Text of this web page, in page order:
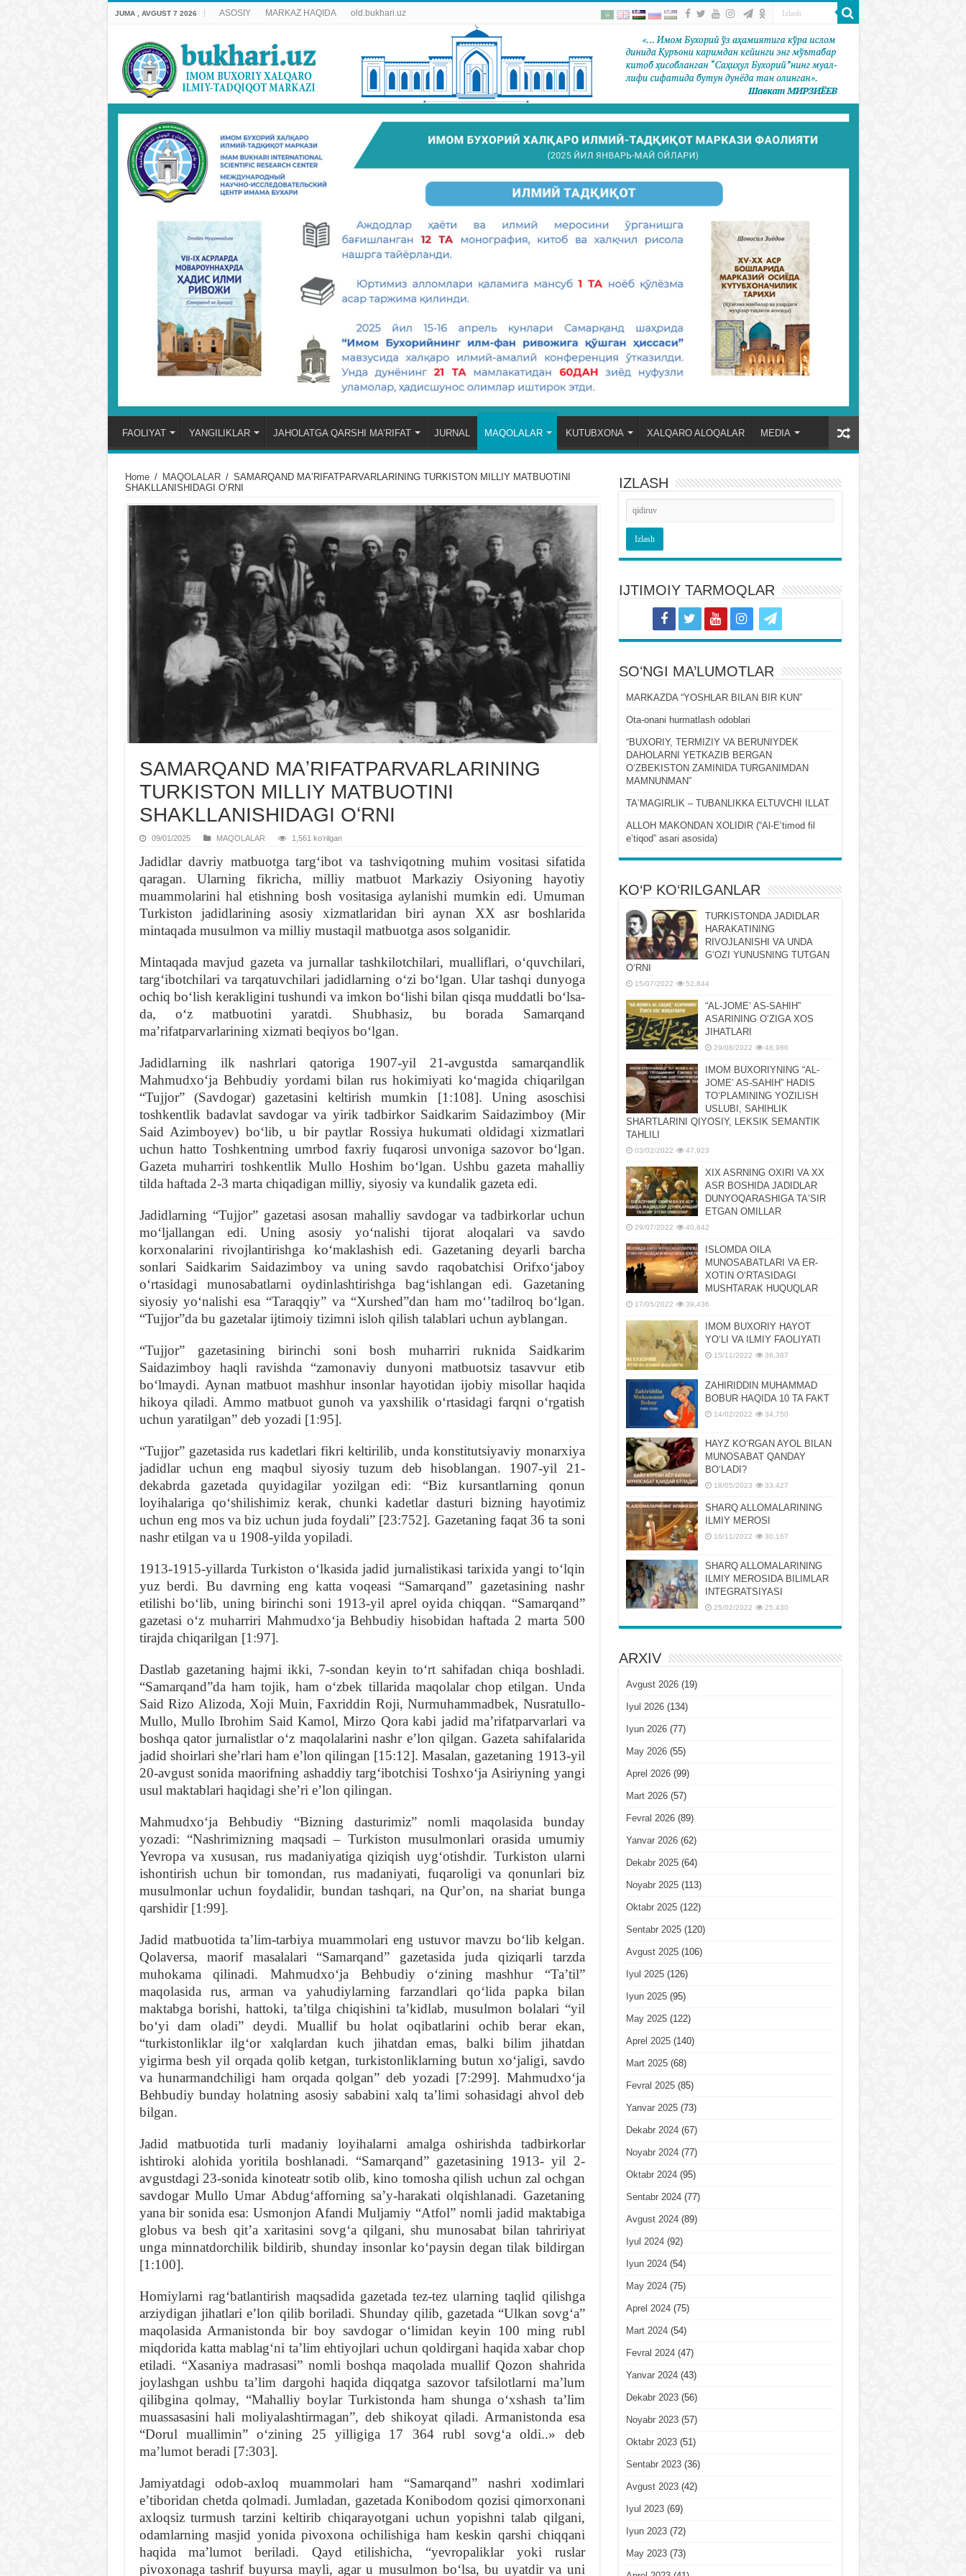
JUMA , AVGUST 7 2026 ASOSIY MARKAZ HAQIDA old.bukhari.uz
FAOLIYAT YANGILIKLAR JAHOLATGA QARSHI MA’RIFAT JURNAL MAQOLALAR KUTUBXONA XALQARO ALOQALAR MEDIA
Home / MAQOLALAR / SAMARQAND MAʼRIFATPARVARLARINING TURKISTON MILLIY MATBUOTINI
SHAKLLANISHIDAGI OʻRNI
SAMARQAND MAʼRIFATPARVARLARINING
TURKISTON MILLIY MATBUOTINI
SHAKLLANISHIDAGI OʻRNI
09/01/2025 MAQOLALAR 1,561 koʻrilgan
Jadidlar davriy matbuotga targʻibot va tashviqotning muhim vositasi sifatida
qaragan. Ularning fikricha, milliy matbuot Markaziy Osiyoning hayotiy
muammolarini hal etishning bosh vositasiga aylanishi mumkin edi. Umuman
Turkiston jadidlarining asosiy xizmatlaridan biri aynan XX asr boshlarida
mintaqada musulmon va milliy mustaqil matbuotga asos solganidir.
Mintaqada mavjud gazeta va jurnallar tashkilotchilari, mualliflari, oʻquvchilari,
targʻibotchilari va tarqatuvchilari jadidlarning oʻzi boʻlgan. Ular tashqi dunyoga
ochiq boʻlish kerakligini tushundi va imkon boʻlishi bilan qisqa muddatli boʻlsa-
da, oʻz matbuotini yaratdi. Shubhasiz, bu borada Samarqand
maʼrifatparvarlarining xizmati beqiyos boʻlgan.
Jadidlarning ilk nashrlari qatoriga 1907-yil 21-avgustda samarqandlik
Mahmudxoʻja Behbudiy yordami bilan rus hokimiyati koʻmagida chiqarilgan
“Tujjor” (Savdogar) gazetasini keltirish mumkin [1:108]. Uning asoschisi
toshkentlik badavlat savdogar va yirik tadbirkor Saidkarim Saidazimboy (Mir
Said Azimboyev) boʻlib, u bir paytlar Rossiya hukumati oldidagi xizmatlari
uchun hatto Toshkentning umrbod faxriy fuqarosi unvoniga sazovor boʻlgan.
Gazeta muharriri toshkentlik Mullo Hoshim boʻlgan. Ushbu gazeta mahalliy
tilda haftada 2-3 marta chiqadigan milliy, siyosiy va kundalik gazeta edi.
Jadidlarning “Tujjor” gazetasi asosan mahalliy savdogar va tadbirkorlar uchun
moʻljallangan edi. Uning asosiy yoʻnalishi tijorat aloqalari va savdo
korxonalarini rivojlantirishga koʻmaklashish edi. Gazetaning deyarli barcha
sonlari Saidkarim Saidazimboy va uning savdo raqobatchisi Orifxoʻjaboy
oʻrtasidagi munosabatlarni oydinlashtirishga bagʻishlangan edi. Gazetaning
siyosiy yoʻnalishi esa “Taraqqiy” va “Xurshed”dan ham moʻʼtadilroq boʻlgan.
“Tujjor”da bu gazetalar ijtimoiy tizimni isloh qilish talablari uchun ayblangan.
“Tujjor” gazetasining birinchi soni bosh muharriri ruknida Saidkarim
Saidazimboy haqli ravishda “zamonaviy dunyoni matbuotsiz tasavvur etib
boʻlmaydi. Aynan matbuot mashhur insonlar hayotidan ijobiy misollar haqida
hikoya qiladi. Ammo matbuot gunoh va yaxshilik oʻrtasidagi farqni oʻrgatish
uchun yaratilgan” deb yozadi [1:95].
“Tujjor” gazetasida rus kadetlari fikri keltirilib, unda konstitutsiyaviy monarxiya
jadidlar uchun eng maqbul siyosiy tuzum deb hisoblangan. 1907-yil 21-
dekabrda gazetada quyidagilar yozilgan edi: “Biz kursantlarning qonun
loyihalariga qoʻshilishimiz kerak, chunki kadetlar dasturi bizning hayotimiz
uchun eng mos va biz uchun juda foydali” [23:752]. Gazetaning faqat 36 ta soni
nashr etilgan va u 1908-yilda yopiladi.
1913-1915-yillarda Turkiston oʻlkasida jadid jurnalistikasi tarixida yangi toʻlqin
yuz berdi. Bu davrning eng katta voqeasi “Samarqand” gazetasining nashr
etilishi boʻlib, uning birinchi soni 1913-yil aprel oyida chiqqan. “Samarqand”
gazetasi oʻz muharriri Mahmudxoʻja Behbudiy hisobidan haftada 2 marta 500
tirajda chiqarilgan [1:97].
Dastlab gazetaning hajmi ikki, 7-sondan keyin toʻrt sahifadan chiqa boshladi.
“Samarqand”da ham tojik, ham oʻzbek tillarida maqolalar chop etilgan. Unda
Said Rizo Alizoda, Xoji Muin, Faxriddin Roji, Nurmuhammadbek, Nusratullo-
Mullo, Mullo Ibrohim Said Kamol, Mirzo Qora kabi jadid maʼrifatparvarlari va
boshqa qator jurnalistlar oʻz maqolalarini nashr eʼlon qilgan. Gazeta sahifalarida
jadid shoirlari sheʼrlari ham eʼlon qilingan [15:12]. Masalan, gazetaning 1913-yil
20-avgust sonida maorifning ashaddiy targʻibotchisi Toshxoʻja Asiriyning yangi
usul maktablari haqidagi sheʼri eʼlon qilingan.
Mahmudxoʻja Behbudiy “Bizning dasturimiz” nomli maqolasida bunday
yozadi: “Nashrimizning maqsadi – Turkiston musulmonlari orasida umumiy
Yevropa va xususan, rus madaniyatiga qiziqish uygʻotishdir. Turkiston ularni
ishontirish uchun bir tomondan, rus madaniyati, fuqaroligi va qonunlari biz
musulmonlar uchun foydalidir, bundan tashqari, na Qurʼon, na shariat bunga
qarshidir [1:99].
Jadid matbuotida taʼlim-tarbiya muammolari eng ustuvor mavzu boʻlib kelgan.
Qolaversa, maorif masalalari “Samarqand” gazetasida juda qiziqarli tarzda
muhokama qilinadi. Mahmudxoʻja Behbudiy oʻzining mashhur “Taʼtil”
maqolasida rus, arman va yahudiylarning farzandlari qoʻlida papka bilan
maktabga borishi, hattoki, taʼtilga chiqishini taʼkidlab, musulmon bolalari “yil
boʻyi dam oladi” deydi. Muallif bu holat oqibatlarini ochib berar ekan,
“turkistonliklar ilgʻor xalqlardan kuch jihatdan emas, balki bilim jihatdan
yigirma besh yil orqada qolib ketgan, turkistonliklarning butun xoʻjaligi, savdo
va hunarmandchiligi ham orqada qolgan” deb yozadi [7:299]. Mahmudxoʻja
Behbudiy bunday holatning asosiy sababini xalq taʼlimi sohasidagi ahvol deb
bilgan.
Jadid matbuotida turli madaniy loyihalarni amalga oshirishda tadbirkorlar
ishtiroki alohida yoritila boshlanadi. “Samarqand” gazetasining 1913- yil 2-
avgustdagi 23-sonida kinoteatr sotib olib, kino tomosha qilish uchun zal ochgan
savdogar Mullo Umar Abdugʻafforning saʼy-harakati olqishlanadi. Gazetaning
yana bir sonida esa: Usmonjon Afandi Muljamiy “Atfol” nomli jadid maktabiga
globus va besh qitʼa xaritasini sovgʻa qilgani, shu munosabat bilan tahririyat
unga minnatdorchilik bildirib, shunday insonlar koʻpaysin degan tilak bildirgan
[1:100].
Homiylarni ragʻbatlantirish maqsadida gazetada tez-tez ularning taqlid qilishga
arziydigan jihatlari eʼlon qilib boriladi. Shunday qilib, gazetada “Ulkan sovgʻa”
maqolasida Armanistonda bir boy savdogar oʻlimidan keyin 100 ming rubl
miqdorida katta mablagʻni taʼlim ehtiyojlari uchun qoldirgani haqida xabar chop
etiladi. “Xasaniya madrasasi” nomli boshqa maqolada muallif Qozon shahrida
joylashgan ushbu taʼlim dargohi haqida diqqatga sazovor tafsilotlarni maʼlum
qilibgina qolmay, “Mahalliy boylar Turkistonda ham shunga oʻxshash taʼlim
muassasasini hali moliyalashtirmagan”, deb shikoyat qiladi. Armanistonda esa
“Dorul muallimin” oʻzining 25 yilligiga 17 364 rubl sovgʻa oldi..» deb
maʼlumot beradi [7:303].
Jamiyatdagi odob-axloq muammolari ham “Samarqand” nashri xodimlari
eʼtiboridan chetda qolmadi. Jumladan, gazetada Konibodom qozisi qimorxonani
axloqsiz turmush tarzini keltirib chiqarayotgani uchun yopishni talab qilgani,
odamlarning masjid yonida pivoxona ochilishiga ham keskin qarshi chiqqani
haqida maʼlumot beriladi. Qayd etilishicha, “yevropaliklar yoki ruslar
pivoxonaga tashrif buyursa mayli, agar u musulmon boʻlsa, bu uyatdir va uni
IZLASH
IJTIMOIY TARMOQLAR
SOʻNGI MA’LUMOTLAR
MARKAZDA “YOSHLAR BILAN BIR KUN”
Ota-onani hurmatlash odoblari
“BUXORIY, TERMIZIY VA BERUNIYDEK
DAHOLARNI YETKAZIB BERGAN
OʻZBEKISTON ZAMINIDA TURGANIMDAN
MAMNUNMAN”
TAʼMAGIRLIK – TUBANLIKKA ELTUVCHI ILLAT
ALLOH MAKONDAN XOLIDIR (“Al-Eʼtimod fil
eʼtiqod” asari asosida)
KO‘P KO‘RILGANLAR
TURKISTONDA JADIDLAR
HARAKATINING
RIVOJLANISHI VA UNDA
GʻOZI YUNUSNING TUTGAN
OʻRNI
15/07/2022 52,844
“AL-JOMEʼ AS-SAHIH”
ASARINING OʻZIGA XOS
JIHATLARI
29/08/2022 48,986
IMOM BUXORIYNING “AL-
JOMEʼ AS-SAHIH” HADIS
TOʻPLAMINING YOZILISH
USLUBI, SAHIHLIK
SHARTLARINI QIYOSIY, LЕKSIK SЕMANTIK
TAHLILI
03/02/2022 47,923
XIX ASRNING OXIRI VA XX
ASR BOSHIDA JADIDLAR
DUNYOQARASHIGA TAʼSIR
ETGAN OMILLAR
29/07/2022 40,842
ISLOMDA OILA
MUNOSABATLARI VA ER-
XOTIN OʻRTASIDAGI
MUSHTARAK HUQUQLAR
17/05/2022 39,436
IMOM BUXORIY HAYOT
YOʻLI VA ILMIY FAOLIYATI
15/11/2022 36,387
ZAHIRIDDIN MUHAMMAD
BOBUR HAQIDA 10 TA FAKT
14/02/2022 34,750
HAYZ KOʻRGAN AYOL BILAN
MUNOSABAT QANDAY
BOʻLADI?
18/05/2023 33,427
SHARQ ALLOMALARINING
ILMIY MEROSI
16/11/2022 30,167
SHARQ ALLOMALARINING
ILMIY MЕROSIDA BILIMLAR
INTЕGRATSIYASI
25/02/2022 25,430
ARXIV
Avgust 2026(19)
Iyul 2026(134)
Iyun 2026(77)
May 2026(55)
Aprel 2026(99)
Mart 2026(57)
Fevral 2026(89)
Yanvar 2026(62)
Dekabr 2025(64)
Noyabr 2025(113)
Oktabr 2025(122)
Sentabr 2025(120)
Avgust 2025(106)
Iyul 2025(126)
Iyun 2025(95)
May 2025(122)
Aprel 2025(140)
Mart 2025(68)
Fevral 2025(85)
Yanvar 2025(73)
Dekabr 2024(67)
Noyabr 2024(77)
Oktabr 2024(95)
Sentabr 2024(77)
Avgust 2024(89)
Iyul 2024(92)
Iyun 2024(54)
May 2024(75)
Aprel 2024(75)
Mart 2024(54)
Fevral 2024(47)
Yanvar 2024(43)
Dekabr 2023(56)
Noyabr 2023(57)
Oktabr 2023(51)
Sentabr 2023(36)
Avgust 2023(42)
Iyul 2023(69)
Iyun 2023(72)
May 2023(73)